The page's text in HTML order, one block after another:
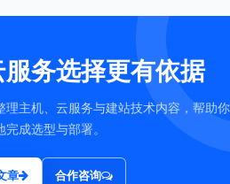
务选择更有依据
主机、云服务与建站技术内容，帮助你
成选型与部署。
章 合作咨询